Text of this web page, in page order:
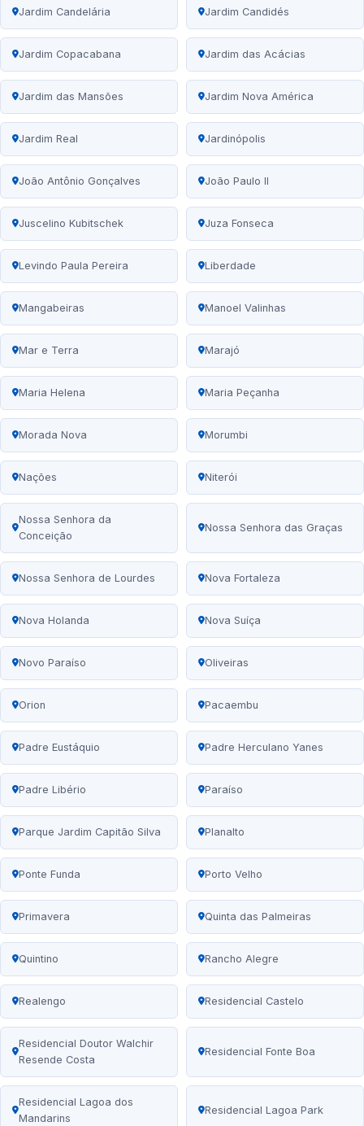
Jardim Candelária Jardim Candidés
Jardim Copacabana Jardim das Acácias
Jardim das Mansões Jardim Nova América
Jardim Real Jardinópolis
João Antônio Gonçalves João Paulo II
Juscelino Kubitschek Juza Fonseca
Levindo Paula Pereira Liberdade
Mangabeiras Manoel Valinhas
Mar e Terra Marajó
Maria Helena Maria Peçanha
Morada Nova Morumbi
Nações Niterói
Nossa Senhora da
Conceição
Nossa Senhora das Graças
Nossa Senhora de Lourdes Nova Fortaleza
Nova Holanda Nova Suíça
Novo Paraíso Oliveiras
Orion Pacaembu
Padre Eustáquio Padre Herculano Yanes
Padre Libério Paraíso
Parque Jardim Capitão Silva Planalto
Ponte Funda Porto Velho
Primavera Quinta das Palmeiras
Quintino Rancho Alegre
Realengo Residencial Castelo
Residencial Doutor Walchir
Resende Costa
Residencial Fonte Boa
Residencial Lagoa dos
Mandarins
Residencial Lagoa Park